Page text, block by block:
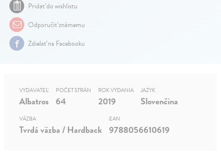
Pridať do wishlistu
Odporučiť známemu
Zdielať na Facebooku
VYDAVATEĽ
Albatros
POČET STRÁN
64
ROK VYDANIA
2019
JAZYK
Slovenčina
VÄZBA
Tvrdá väzba / Hardback
EAN
9788056610619